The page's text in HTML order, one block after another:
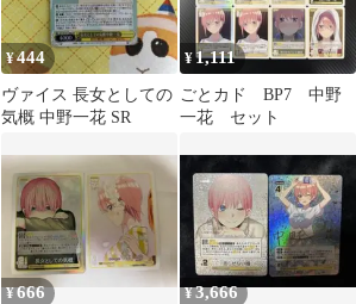
¥444
ヴァイス 長女としての
気概 中野一花 SR
¥1,111
ごとカド BP7 中野
一花 セット
¥666 ¥3,666